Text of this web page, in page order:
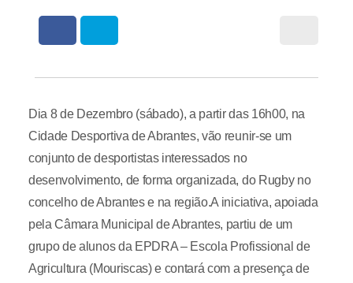
Dia 8 de Dezembro (sábado), a partir das 16h00, na
Cidade Desportiva de Abrantes, vão reunir-se um
conjunto de desportistas interessados no
desenvolvimento, de forma organizada, do Rugby no
concelho de Abrantes e na região.A iniciativa, apoiada
pela Câmara Municipal de Abrantes, partiu de um
grupo de alunos da EPDRA – Escola Profissional de
Agricultura (Mouriscas) e contará com a presença de